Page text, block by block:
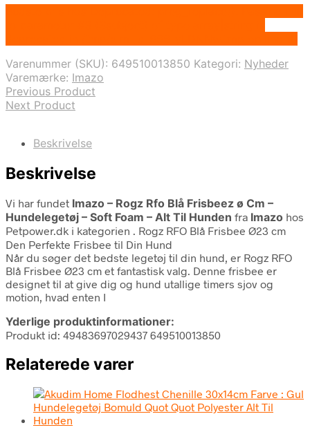
Varenummer (SKU): 649510013850 Kategori: Nyheder
Varemærke: Imazo
Previous Product
Next Product
Beskrivelse
Beskrivelse
Vi har fundet Imazo – Rogz Rfo Blå Frisbeez ø Cm –
Hundelegetøj – Soft Foam – Alt Til Hunden fra Imazo hos
Petpower.dk i kategorien . Rogz RFO Blå Frisbee Ø23 cm
Den Perfekte Frisbee til Din Hund
Når du søger det bedste legetøj til din hund, er Rogz RFO
Blå Frisbee Ø23 cm et fantastisk valg. Denne frisbee er
designet til at give dig og hund utallige timers sjov og
motion, hvad enten I
Yderlige produktinformationer:
Produkt id: 49483697029437 649510013850
Relaterede varer